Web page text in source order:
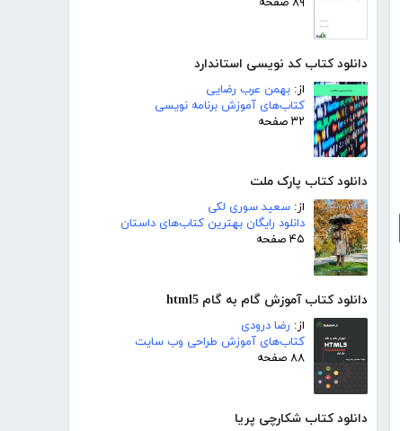
دانلود کتاب کد نویسی استاندارد
از: بهمن عرب رضایی
کتاب‌های آموزش برنامه نویسی
۳۲ صفحه
دانلود کتاب پارک ملت
از: سعید سوری لکی
دانلود رایگان بهترین کتاب‌های داستان
۴۵ صفحه
دانلود کتاب آموزش گام به گام html5
از: رضا درودی
کتاب‌های آموزش طراحی وب سایت
۸۸ صفحه
دانلود کتاب شکارچی پریا